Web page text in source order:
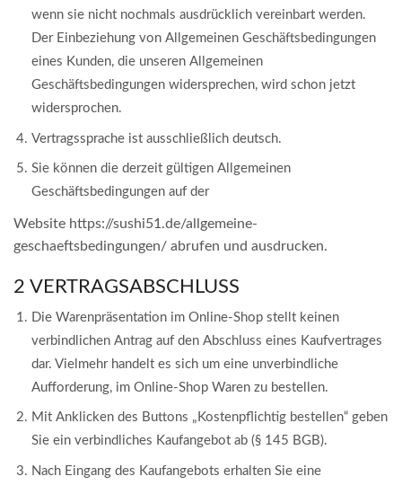
wenn sie nicht nochmals ausdrücklich vereinbart werden.
Der Einbeziehung von Allgemeinen Geschäftsbedingungen
eines Kunden, die unseren Allgemeinen
Geschäftsbedingungen widersprechen, wird schon jetzt
widersprochen.
Vertragssprache ist ausschließlich deutsch.
Sie können die derzeit gültigen Allgemeinen
Geschäftsbedingungen auf der
Website https://sushi51.de/allgemeine-
geschaeftsbedingungen/ abrufen und ausdrucken.
2 VERTRAGSABSCHLUSS
Die Warenpräsentation im Online-Shop stellt keinen
verbindlichen Antrag auf den Abschluss eines Kaufvertrages
dar. Vielmehr handelt es sich um eine unverbindliche
Aufforderung, im Online-Shop Waren zu bestellen.
Mit Anklicken des Buttons „Kostenpflichtig bestellen“ geben
Sie ein verbindliches Kaufangebot ab (§ 145 BGB).
Nach Eingang des Kaufangebots erhalten Sie eine